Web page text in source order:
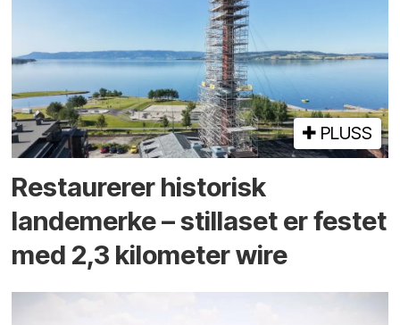
PLUSS
Restaurerer historisk
landemerke – stillaset er festet
med 2,3 kilometer wire